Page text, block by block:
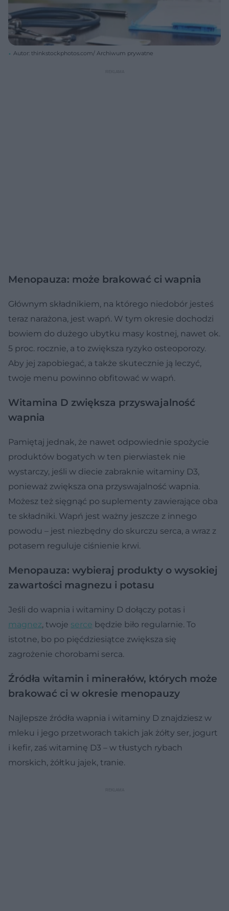
Autor: thinkstockphotos.com/ Archiwum prywatne
Menopauza: może brakować ci wapnia
Głównym składnikiem, na którego niedobór jesteś
teraz narażona, jest wapń. W tym okresie dochodzi
bowiem do dużego ubytku masy kostnej, nawet ok.
5 proc. rocznie, a to zwiększa ryzyko osteoporozy.
Aby jej zapobiegać, a także skutecznie ją leczyć,
twoje menu powinno obfitować w wapń.
Witamina D zwiększa przyswajalność
wapnia
Pamiętaj jednak, że nawet odpowiednie spożycie
produktów bogatych w ten pierwiastek nie
wystarczy, jeśli w diecie zabraknie witaminy D3,
ponieważ zwiększa ona przyswajalność wapnia.
Możesz też sięgnąć po suplementy zawierające oba
te składniki. Wapń jest ważny jeszcze z innego
powodu – jest niezbędny do skurczu serca, a wraz z
potasem reguluje ciśnienie krwi.
Menopauza: wybieraj produkty o wysokiej
zawartości magnezu i potasu
Jeśli do wapnia i witaminy D dołączy potas i
magnez, twoje serce będzie biło regularnie. To
istotne, bo po pięćdziesiątce zwiększa się
zagrożenie chorobami serca.
Źródła witamin i minerałów, których może
brakować ci w okresie menopauzy
Najlepsze źródła wapnia i witaminy D znajdziesz w
mleku i jego przetworach takich jak żółty ser, jogurt
i kefir, zaś witaminę D3 – w tłustych rybach
morskich, żółtku jajek, tranie.